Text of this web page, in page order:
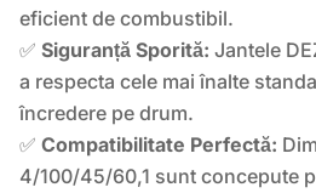
eficient de combustibil.
✅Siguranță Sporită: Jantele
a respecta cele mai înalte
încredere pe drum.
✅Compatibilitate Perfectă:
4/100/45/60,1 sunt concepute